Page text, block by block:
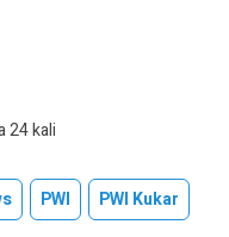
24 kali
PWI
PWI Kukar